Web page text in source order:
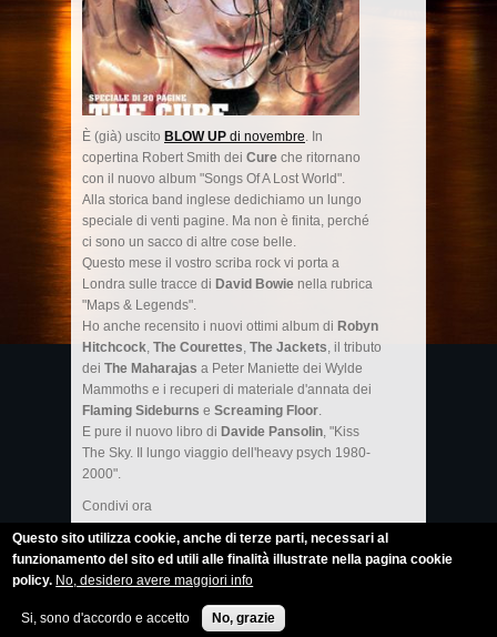
È (già) uscito BLOW UP di novembre. In
copertina Robert Smith dei Cure che ritornano
con il nuovo album "Songs Of A Lost World".
Alla storica band inglese dedichiamo un lungo
speciale di venti pagine. Ma non è finita, perché
ci sono un sacco di altre cose belle.
Questo mese il vostro scriba rock vi porta a
Londra sulle tracce di David Bowie nella rubrica
"Maps & Legends".
Ho anche recensito i nuovi ottimi album di Robyn
Hitchcock, The Courettes, The Jackets, il tributo
dei The Maharajas a Peter Maniette dei Wylde
Mammoths e i recuperi di materiale d'annata dei
Flaming Sideburns e Screaming Floor.
E pure il nuovo libro di Davide Pansolin, "Kiss
The Sky. Il lungo viaggio dell'heavy psych 1980-
2000".
Condivi ora
Questo sito utilizza cookie, anche di terze parti, necessari al
funzionamento del sito ed utili alle finalità illustrate nella pagina cookie
policy. No, desidero avere maggiori info
Si, sono d'accordo e accetto No, grazie